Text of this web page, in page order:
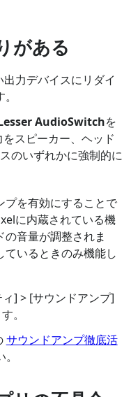
がある
力デバイスにリダイ
AudioSwitchを
スピーカー、ヘッド
のいずれかに強制的に
プを有効にすることで
に内蔵されている機
音量が調整されま
いるときのみ機能し
] > [サウンドアンプ]
。
サウンドアンプ徹底活